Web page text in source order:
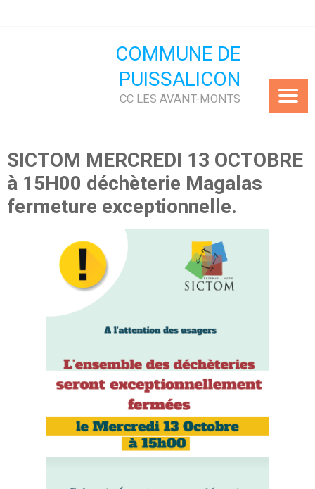
COMMUNE DE
PUISSALICON
CC LES AVANT-MONTS
SICTOM MERCREDI 13 OCTOBRE
à 15H00 déchèterie Magalas
fermeture exceptionnelle.